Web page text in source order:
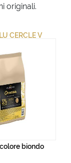
originali.
CERCLE V
biondo